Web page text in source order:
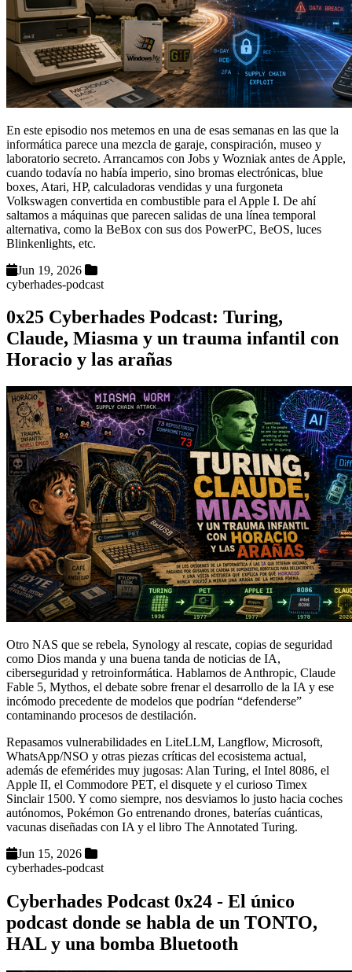
En este episodio nos metemos en una de esas semanas en las que la
informática parece una mezcla de garaje, conspiración, museo y
laboratorio secreto. Arrancamos con Jobs y Wozniak antes de Apple,
cuando todavía no había imperio, sino bromas electrónicas, blue
boxes, Atari, HP, calculadoras vendidas y una furgoneta
Volkswagen convertida en combustible para el Apple I. De ahí
saltamos a máquinas que parecen salidas de una línea temporal
alternativa, como la BeBox con sus dos PowerPC, BeOS, luces
Blinkenlights, etc.
Jun 19, 2026
cyberhades-podcast
0x25 Cyberhades Podcast: Turing,
Claude, Miasma y un trauma infantil con
Horacio y las arañas
Otro NAS que se rebela, Synology al rescate, copias de seguridad
como Dios manda y una buena tanda de noticias de IA,
ciberseguridad y retroinformática. Hablamos de Anthropic, Claude
Fable 5, Mythos, el debate sobre frenar el desarrollo de la IA y ese
incómodo precedente de modelos que podrían “defenderse”
contaminando procesos de destilación.
Repasamos vulnerabilidades en LiteLLM, Langflow, Microsoft,
WhatsApp/NSO y otras piezas críticas del ecosistema actual,
además de efemérides muy jugosas: Alan Turing, el Intel 8086, el
Apple II, el Commodore PET, el disquete y el curioso Timex
Sinclair 1500. Y como siempre, nos desviamos lo justo hacia coches
autónomos, Pokémon Go entrenando drones, baterías cuánticas,
vacunas diseñadas con IA y el libro The Annotated Turing.
Jun 15, 2026
cyberhades-podcast
Cyberhades Podcast 0x24 - El único
podcast donde se habla de un TONTO,
HAL y una bomba Bluetooth